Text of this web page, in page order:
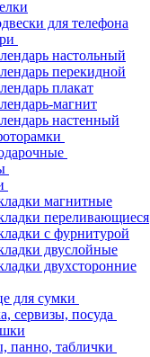
для телефона
настольный
перекидной
плакат
магнит
настенный
магнитные
переливающиеся
с фурнитурой
двуслойные
двухсторонние
для сумки
сервизы, посуда
панно, таблички